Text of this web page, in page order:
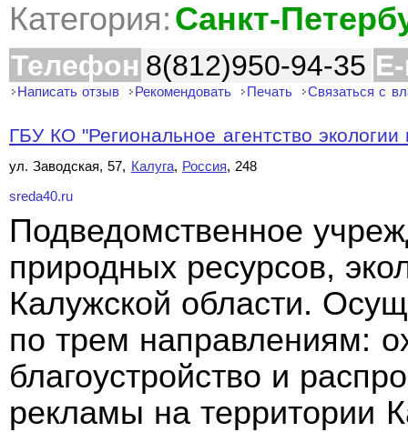
Категория: Санкт-
Телефон 8(812)950-94-35
Написать отзыв Рекомендовать Печать Связаться с
ГБУ КО "Региональное агентство экологии
ул. Заводская, 57, Калуга, Россия, 248
sreda40.ru
Подведомственное
природных ресурсов,
Калужской области.
по трем направлениям:
благоустройство и
рекламы на территории